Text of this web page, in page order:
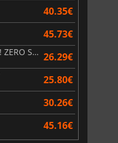
40.35€
45.73€
DRAGON BALL Sparking! ZERO Super Limit Breaking NEO 26.29€
25.80€
30.26€
45.16€